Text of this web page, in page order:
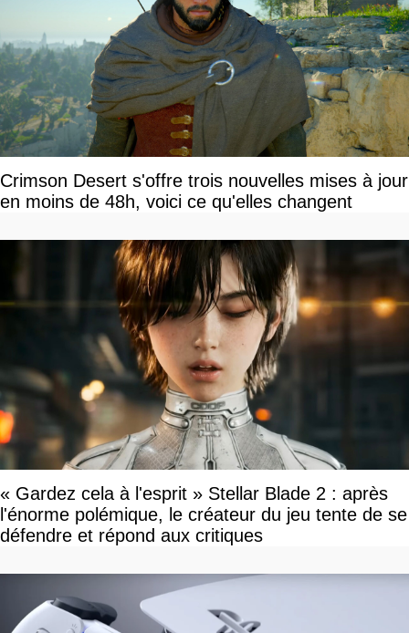
Crimson Desert s'offre trois nouvelles mises à jour
en moins de 48h, voici ce qu'elles changent
« Gardez cela à l'esprit » Stellar Blade 2 : après
l'énorme polémique, le créateur du jeu tente de se
défendre et répond aux critiques